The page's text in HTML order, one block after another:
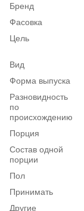
Бренд
Фасовка
Цель
Вид
Форма выпуска
Разновидность
по
происхождению
Порция
Состав одной
порции
Пол
Принимать
Другие